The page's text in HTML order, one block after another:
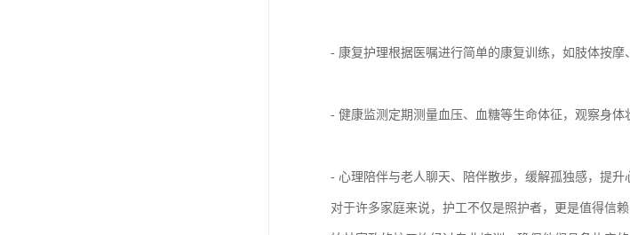
- 康复护理根据医嘱进行简单的康复训练，如肢体按摩
- 健康监测定期测量血压、血糖等生命体征，观察身体
- 心理陪伴与老人聊天、陪伴散步，缓解孤独感，提升
对于许多家庭来说，护工不仅是照护者，更是值得信赖